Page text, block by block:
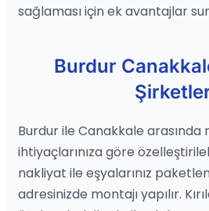
sağlaması için ek avantajlar
Burdur
Burdur ile Canakkale
ihtiyaçlarınıza göre
nakliyat ile eşyalarınız
adresinizde montajı yapılır.